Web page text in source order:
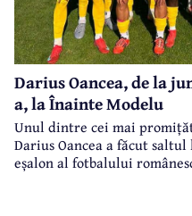
Darius Oancea, de la
a, la Înainte Modelu
Unul dintre cei mai
Darius Oancea a făcut
eșalon al fotbalului